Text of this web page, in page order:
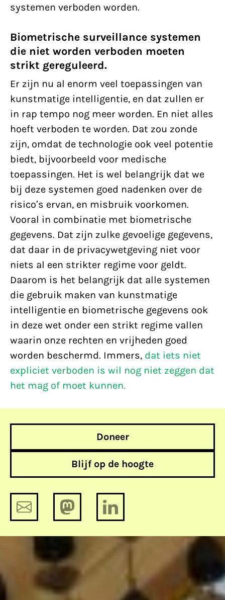
systemen verboden worden.
Biometrische surveillance systemen
die niet worden verboden moeten
strikt gereguleerd.
Er zijn nu al enorm veel toepassingen van
kunstmatige intelligentie, en dat zullen er
in rap tempo nog meer worden. En niet alles
hoeft verboden te worden. Dat zou zonde
zijn, omdat de technologie ook veel potentie
biedt, bijvoorbeeld voor medische
toepassingen. Het is wel belangrijk dat we
bij deze systemen goed nadenken over de
risico’s ervan, en misbruik voorkomen.
Vooral in combinatie met biometrische
gegevens. Dat zijn zulke gevoelige gegevens,
dat daar in de privacywetgeving niet voor
niets al een strikter regime voor geldt.
Daarom is het belangrijk dat alle systemen
die gebruik maken van kunstmatige
intelligentie en biometrische gegevens ook
in deze wet onder een strikt regime vallen
waarin onze rechten en vrijheden goed
worden beschermd. Immers, dat iets niet
expliciet verboden is wil nog niet zeggen dat
het mag of moet kunnen.
Doneer
Blijf op de hoogte
Jaarverslag 2021: De grote
maatschappelijke opgaven zijn per